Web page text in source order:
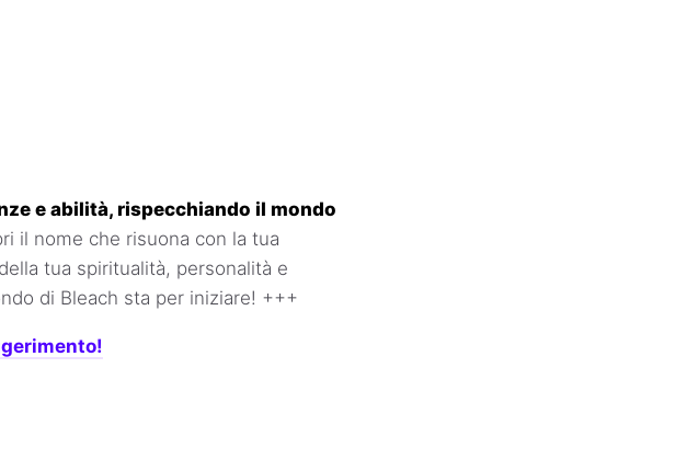
e abilità, rispecchiando il mondo
il nome che risuona con la tua
tua spiritualità, personalità e
di Bleach sta per iniziare! +++